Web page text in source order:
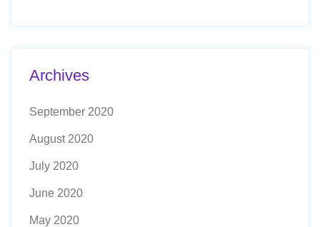
Archives
September 2020
August 2020
July 2020
June 2020
May 2020